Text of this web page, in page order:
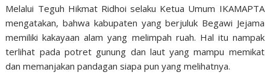
Melalui Teguh Hikmat Ridhoi selaku Ketua Umum IKAMAPTA
mengatakan, bahwa kabupaten yang berjuluk Begawi Jejama
memiliki kakayaan alam yang melimpah ruah. Hal itu nampak
terlihat pada potret gunung dan laut yang mampu memikat
dan memanjakan pandagan siapa pun yang melihatnya.